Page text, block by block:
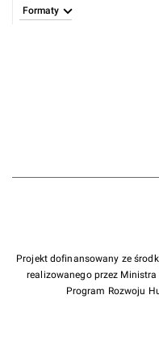
Formaty
Projekt dofinansowany ze
realizowanego przez
Program Rozwoju